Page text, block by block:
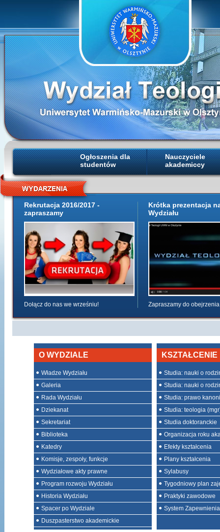
Ogłoszenia dla
studentów
Nauczyciele
akademiccy
Rekrutacja 2016/2017 -
zapraszamy
Dołącz do nas we wrześniu!
Krótka prezentacja
Wydziału
Zapraszamy do obejrzenia
O WYDZIALE
Władze Wydziału
Galeria
Rada Wydziału
Dziekanat
Sekretariat
Biblioteka
Katedry
Komisje, zespoły, funkcje
Wydziałowe akty prawne
Program rozwoju Wydziału
Historia Wydziału
Spacer po Wydziale
Duszpasterstwo akademickie
KSZTAŁCENIE
Studia: nauki o
Studia: nauki o
Studia: prawo
Studia: teologia
Studia doktoranckie
Organizacja roku
Efekty kształcenia
Plany kształcenia
Sylabusy
Tygodniowy plan
Praktyki zawodowe
System